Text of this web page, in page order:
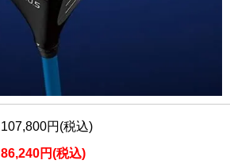
107,800円(税込)
86,240円(税込)